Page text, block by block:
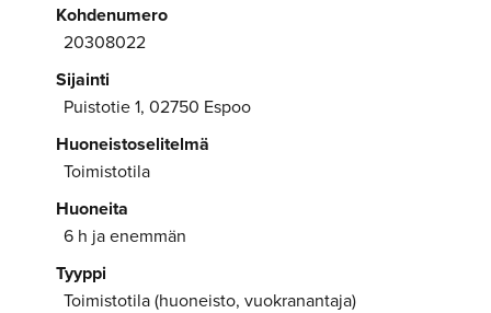
Kohdenumero
20308022
Sijainti
Puistotie 1, 02750 Espoo
Huoneistoselitelmä
Toimistotila
Huoneita
6 h ja enemmän
Tyyppi
Toimistotila (huoneisto, vuokranantaja)